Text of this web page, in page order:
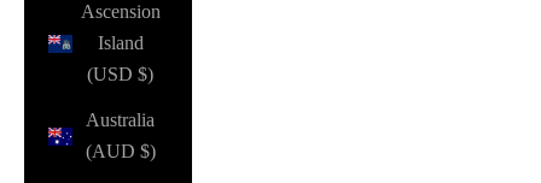
Ascension
Island
(USD $)
Australia
(AUD $)